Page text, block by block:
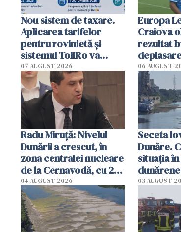
Nou sistem de taxare.
Aplicarea tarifelor
pentru rovinietă şi
sistemul TollRo va
începe la 1 octombrie
07 AUGUST 2026
Europa
Craiova
rezultat
06 AUGUST
Radu Miruţă: Nivelul
Dunării a crescut, în
zona centralei nucleare
de la Cernavodă, cu 2
cm faţă de ziua trecută
04 AUGUST 2026
Seceta
Dunăre.
situația
România
efectele,
în iulie
03 AUGUST